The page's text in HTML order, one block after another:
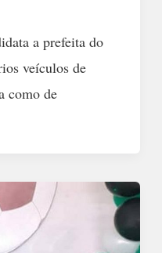
a prefeita do
veículos de
como de